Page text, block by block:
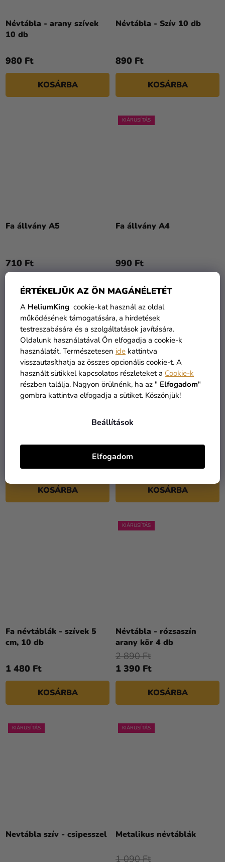
ÉRTÉKELJÜK AZ ÖN MAGÁNÉLETÉT
A HeliumKing cookie-kat használ az oldal
működésének támogatására, a hirdetések
testreszabására és a szolgáltatások javítására.
Oldalunk használatával Ön elfogadja a cookie-k
használatát. Természetesen ide kattintva
visszautasíthatja az összes opcionális cookie-t. A
használt sütikkel kapcsolatos részleteket a Cookie-k
részben találja. Nagyon örülnénk, ha az " Elfogadom"
gombra kattintva elfogadja a sütiket. Köszönjük!
Beállítások
Elfogadom
Névtábla - arany szívek
10 db
980 Ft
KOSÁRBA
Névtábla - Szív 10 db
890 Ft
KOSÁRBA
Fa állvány A5
710 Ft
KOSÁRBA
KIÁRUSÍTÁS
Fa állvány A4
990 Ft
KOSÁRBA
Fa állvány 10 x 5 x 2 cm
595 Ft
KOSÁRBA
KIÁRUSÍTÁS
Névtábla tartó - Fa 1 db
350 Ft
KOSÁRBA
Fa névtáblák - szívek 5
cm, 10 db
1 480 Ft
KOSÁRBA
KIÁRUSÍTÁS
Névtábla - rózsaszín
arany kör 4 db
1 390 Ft
2 890 Ft
KOSÁRBA
KIÁRUSÍTÁS
Nevtábla szív - csipesszel
KIÁRUSÍTÁS
Metalikus névtáblák
1 090 Ft